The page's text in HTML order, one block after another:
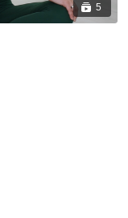
5